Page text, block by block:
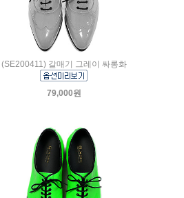
(SE200411) 갈매기 그레이 싸롱화
79,000원